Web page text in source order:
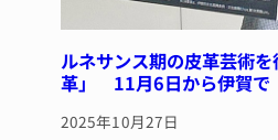
ルネサンス期の皮革芸術
革」 11月6日から伊賀で
2025年10月27日